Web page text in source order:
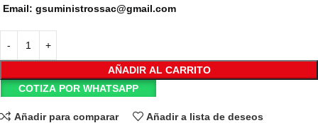
Email: gsuministrossac@gmail.com
AÑADIR AL CARRITO
COTIZA POR WHATSAPP
Añadir para comparar Añadir a lista de deseos